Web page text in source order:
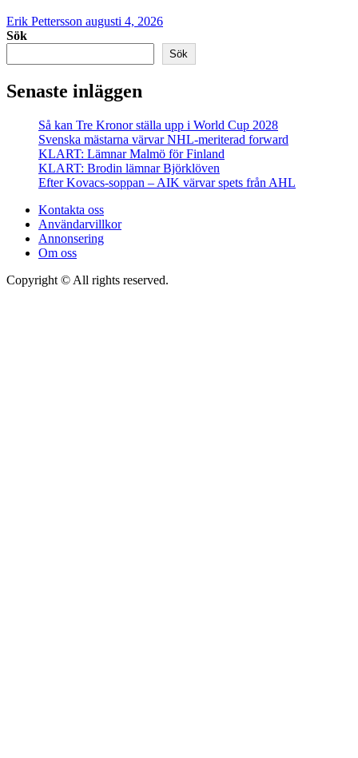
Erik Pettersson augusti 4, 2026
Sök
Sök
Senaste inläggen
Så kan Tre Kronor ställa upp i World Cup 2028
Svenska mästarna värvar NHL-meriterad forward
KLART: Lämnar Malmö för Finland
KLART: Brodin lämnar Björklöven
Efter Kovacs-soppan – AIK värvar spets från AHL
Kontakta oss
Användarvillkor
Annonsering
Om oss
Copyright © All rights reserved.